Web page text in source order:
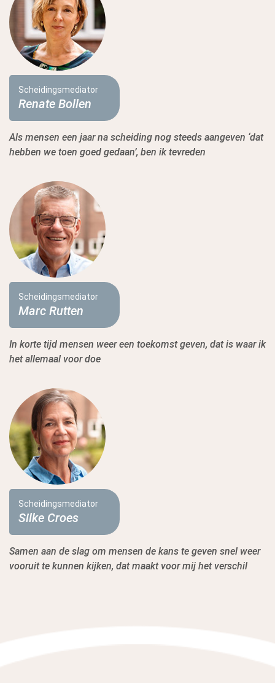
Scheidingsmediator
Renate Bollen
Als mensen een jaar na scheiding nog steeds aangeven ‘dat
hebben we toen goed gedaan’, ben ik tevreden
Scheidingsmediator
Marc Rutten
In korte tijd mensen weer een toekomst geven, dat is waar ik
het allemaal voor doe
Scheidingsmediator
Silke Croes
Samen aan de slag om mensen de kans te geven snel weer
vooruit te kunnen kijken, dat maakt voor mij het verschil